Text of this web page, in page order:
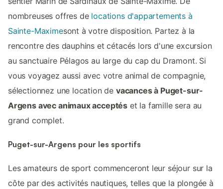
nombreuses offres de locations d'appartements à
Sainte-Maximesont à votre disposition. Partez à la
rencontre des dauphins et cétacés lors d'une excursion
au sanctuaire Pélagos au large du cap du Dramont. Si
vous voyagez aussi avec votre animal de compagnie,
sélectionnez une location de vacances à Puget-sur-
Argens avec animaux acceptés et la famille sera au
grand complet.
Puget-sur-Argens pour les sportifs
Les amateurs de sport commenceront leur séjour sur la
côte par des activités nautiques, telles que la plongée à